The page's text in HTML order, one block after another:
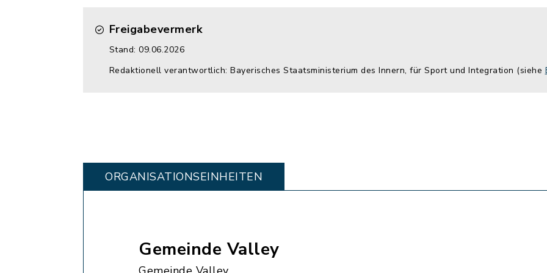
Freigabevermerk
Stand: 09.06.2026
Redaktionell verantwortlich: Bayerisches Staatsministerium des Innern, für Sport und Integration (siehe
ORGANISATIONS­EINHEITEN
Gemeinde Valley